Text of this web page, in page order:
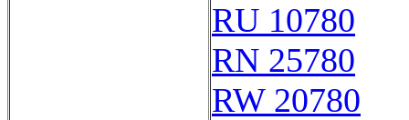
RU 10780
RN 25780
RW 20780